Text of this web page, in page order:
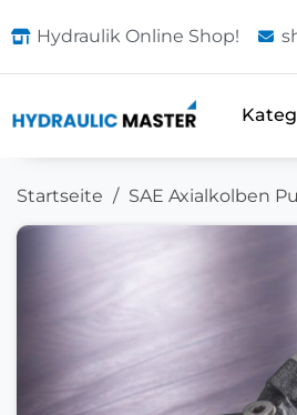
Hydraulik Online Shop!
Startseite SAE Axialkolben